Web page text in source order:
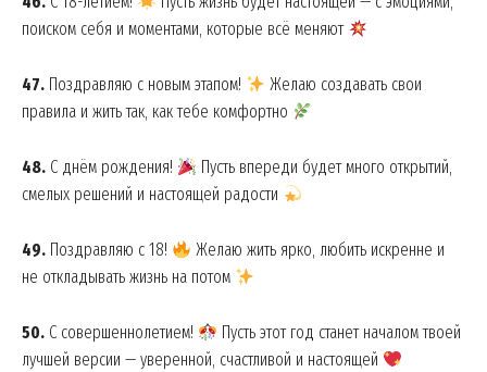
поиском себя и моментами, которые всё меняют
47. Поздравляю с новым этапом!
Желаю создавать свои
правила и жить так, как тебе комфортно
48. С днём рождения!
Пусть впереди будет много открытий,
смелых решений и настоящей радости
49. Поздравляю с 18!
Желаю жить ярко, любить искренне и
не откладывать жизнь на потом
50. С совершеннолетием!
Пусть этот год станет началом твоей
лучшей версии — уверенной, счастливой и настоящей